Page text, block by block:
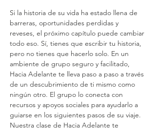
Si la historia de su vida ha estado llena de
barreras, oportunidades perdidas y
reveses, el próximo capítulo puede cambiar
todo eso. Sí, tienes que escribir tu historia,
pero no tienes que hacerlo solo. En un
ambiente de grupo seguro y facilitado,
Hacia Adelante te lleva paso a paso a través
de un descubrimiento de ti mismo como
ningún otro. El grupo lo conecta con
recursos y apoyos sociales para ayudarlo a
guiarse en los siguientes pasos de su viaje.
Nuestra clase de Hacia Adelante te